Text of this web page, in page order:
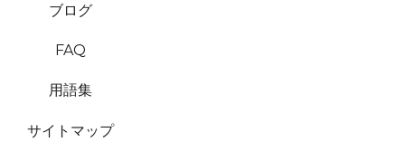
ブログ
FAQ
用語集
サイトマップ